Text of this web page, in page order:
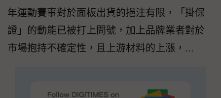
年運動賽事對於面板出貨的挹注有限，「掛保
證」的動能已被打上問號，加上品牌業者對於
市場抱持不確定性，且上游材料的上漲，...